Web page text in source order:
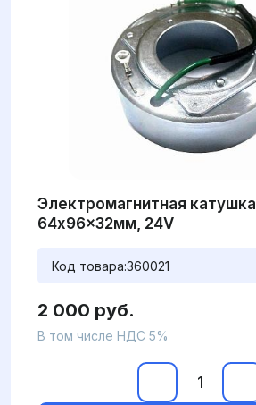
Электромагнитная катушка
64x96x32мм, 24V
Код товара:360021
2 000 руб.
В том числе НДС 5%